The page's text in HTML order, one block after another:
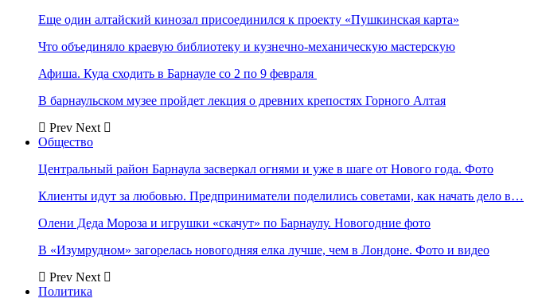
Еще один алтайский кинозал присоединился к проекту «Пушкинская карта»
Что объединяло краевую библиотеку и кузнечно-механическую мастерскую
Афиша. Куда сходить в Барнауле со 2 по 9 февраля
В барнаульском музее пройдет лекция о древних крепостях Горного Алтая
Prev Next
Общество
Центральный район Барнаула засверкал огнями и уже в шаге от Нового года. Фото
Клиенты идут за любовью. Предприниматели поделились советами, как начать дело в…
Олени Деда Мороза и игрушки «скачут» по Барнаулу. Новогодние фото
В «Изумрудном» загорелась новогодняя елка лучше, чем в Лондоне. Фото и видео
Prev Next
Политика